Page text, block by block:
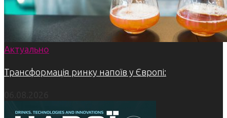
Актуально
Трансформація ринку напоїв у Європі: